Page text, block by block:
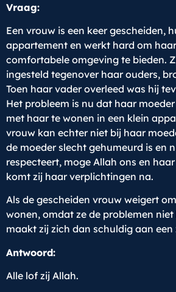
Vraag:
Een vrouw is een keer gescheiden,
appartement en werkt hard om
comfortabele omgeving te bieden.
ingesteld tegenover haar ouders,
Toen haar vader overleed was hij
Het probleem is nu dat haar
met haar te wonen in een klein
vrouw kan echter niet bij haar
de moeder slecht gehumeurd is en
respecteert, moge Allah ons en
komt zij haar verplichtingen na.
Als de gescheiden vrouw weigert
wonen, omdat ze de problemen
maakt zij zich dan schuldig aan een
Antwoord:
Alle lof zij Allah.